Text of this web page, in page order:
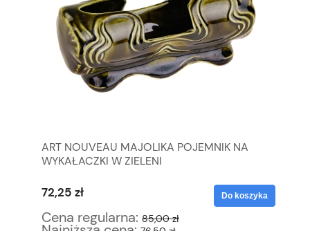
ART NOUVEAU MAJOLIKA POJEMNIK NA
WYKAŁACZKI W ZIELENI
72,25 zł
Cena regularna: 85,00 zł
Do koszyka